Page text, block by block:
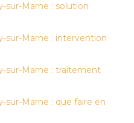
sur-Marne : solution
sur-Marne : intervention
sur-Marne : traitement
sur-Marne : que faire en